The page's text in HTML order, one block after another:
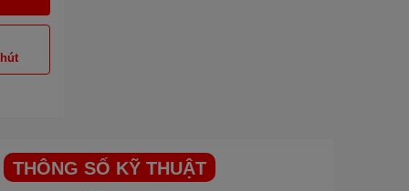
THÔNG SỐ KỸ THUẬT